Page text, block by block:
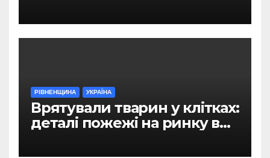
РІВНЕНЩИНА УКРАЇНА
Врятували тварин у клітках:
деталі пожежі на ринку в